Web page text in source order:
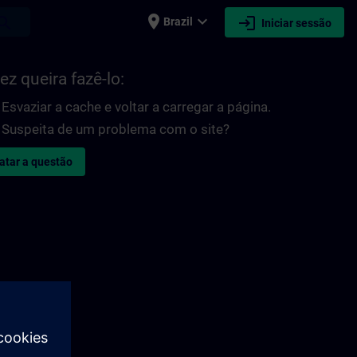
place Brazil expand_more login Iniciar sessão
queira fazê-lo:
Esvaziar a cache e voltar a carregar a página.
Suspeita de um problema com o site?
a questão